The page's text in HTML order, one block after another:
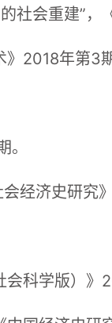
会重建”，
2018年第3期
经济史研究
科学版）》